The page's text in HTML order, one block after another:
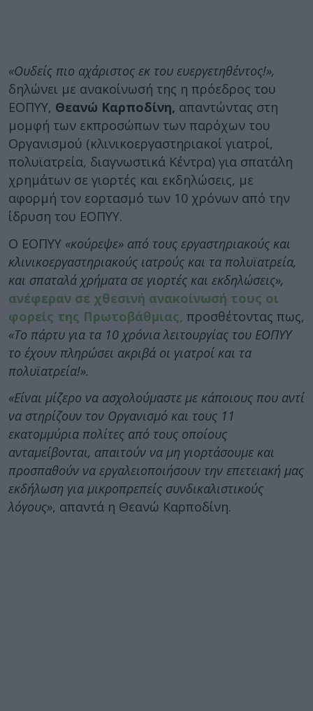
«Ουδείς πιο αχάριστος εκ του ευεργετηθέντος!»,
δηλώνει με ανακοίνωσή της η πρόεδρος του
ΕΟΠΥΥ, Θεανώ Καρποδίνη, απαντώντας στη
μομφή των εκπροσώπων των παρόχων του
Οργανισμού (κλινικοεργαστηριακοί γιατροί,
πολυϊατρεία, διαγνωστικά Κέντρα) για σπατάλη
χρημάτων σε γιορτές και εκδηλώσεις, με
αφορμή τον εορτασμό των 10 χρόνων από την
ίδρυση του ΕΟΠΥΥ.
Ο ΕΟΠΥΥ «κούρεψε» από τους εργαστηριακούς και
κλινικοεργαστηριακούς ιατρούς και τα πολυϊατρεία,
και σπαταλά χρήματα σε γιορτές και εκδηλώσεις»,
ανέφεραν σε χθεσινή ανακοίνωσή τους οι
φορείς της Πρωτοβάθμιας, προσθέτοντας πως,
«Το πάρτυ για τα 10 χρόνια λειτουργίας του ΕΟΠΥΥ
το έχουν πληρώσει ακριβά οι γιατροί και τα
πολυϊατρεία!».
«Είναι μίζερο να ασχολούμαστε με κάποιους που αντί
να στηρίζουν τον Οργανισμό και τους 11
εκατομμύρια πολίτες από τους οποίους
ανταμείβονται, απαιτούν να μη γιορτάσουμε και
προσπαθούν να εργαλειοποιήσουν την επετειακή μας
εκδήλωση για μικροπρεπείς συνδικαλιστικούς
λόγους», απαντά η Θεανώ Καρποδίνη.